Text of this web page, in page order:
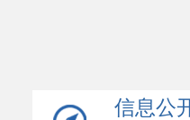
信息公